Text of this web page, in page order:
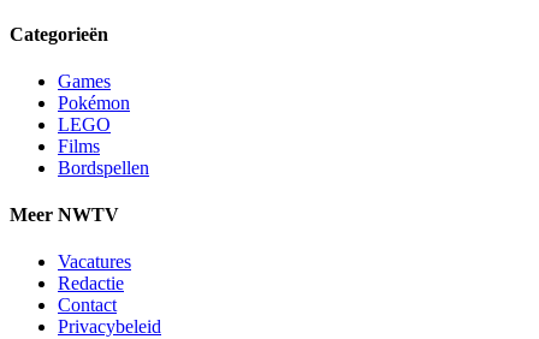
Categorieën
Games
Pokémon
LEGO
Films
Bordspellen
Meer NWTV
Vacatures
Redactie
Contact
Privacybeleid